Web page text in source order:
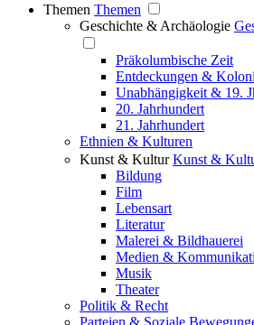
Themen Themen
Geschichte & Archäologie
Präkolumbische Zeit
Entdeckungen &
Unabhängigkeit & 19.
20. Jahrhundert
21. Jahrhundert
Ethnien & Kulturen
Kunst & Kultur Kunst &
Bildung
Film
Lebensart
Literatur
Malerei & Bildhauerei
Medien &
Musik
Theater
Politik & Recht
Parteien & Soziale